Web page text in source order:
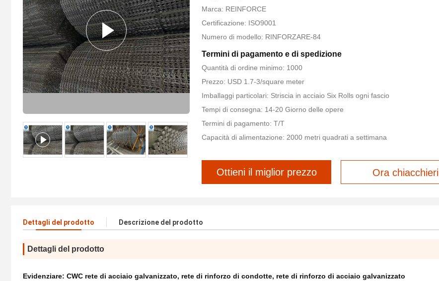
Marca: REINFORCE
Certificazione: ISO9001
Numero di modello: RINFORZARE-84
Termini di pagamento e di spedizione
Quantità di ordine minimo: 1000
Prezzo: USD 1.7-3/square meter
Imballaggi particolari: Striscia in acciaio Six Rolls ogni fascio
Tempi di consegna: 14-20 Giorno delle opere
Termini di pagamento: T/T
Capacità di alimentazione: 2000 metri quadrati a settimana
Ottieni il miglior prezzo Ora chiacchieri
Dettagli del prodotto Descrizione del prodotto
Dettagli del prodotto
Evidenziare: CWC rete di acciaio galvanizzato, rete di rinforzo di condotte, rete di rinforzo di acciaio galvanizzato